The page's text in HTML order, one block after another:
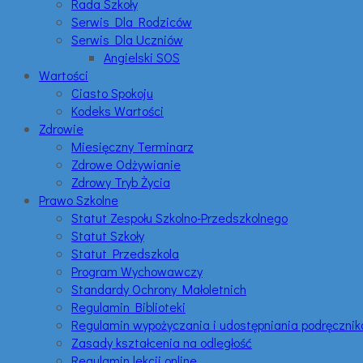
Rada Szkoły
Serwis Dla Rodziców
Serwis Dla Uczniów
Angielski SOS
Wartości
Ciasto Spokoju
Kodeks Wartości
Zdrowie
Miesięczny Terminarz
Zdrowe Odżywianie
Zdrowy Tryb Życia
Prawo Szkolne
Statut Zespołu Szkolno-Przedszkolnego
Statut Szkoły
Statut Przedszkola
Program Wychowawczy
Standardy Ochrony Małoletnich
Regulamin Biblioteki
Regulamin wypożyczania i udostępniania
Zasady kształcenia na odległość